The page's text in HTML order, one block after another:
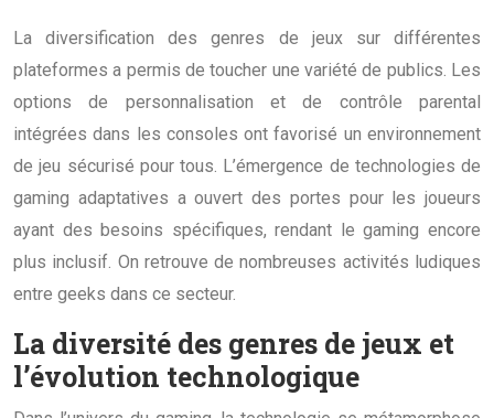
La diversification des genres de jeux sur différentes
plateformes a permis de toucher une variété de publics. Les
options de personnalisation et de contrôle parental
intégrées dans les consoles ont favorisé un environnement
de jeu sécurisé pour tous. L’émergence de technologies de
gaming adaptatives a ouvert des portes pour les joueurs
ayant des besoins spécifiques, rendant le gaming encore
plus inclusif. On retrouve de nombreuses activités ludiques
entre geeks dans ce secteur.
La diversité des genres de jeux et
l’évolution technologique